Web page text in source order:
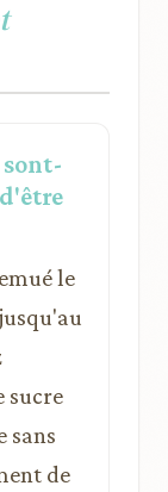
le
sucre
sans
de